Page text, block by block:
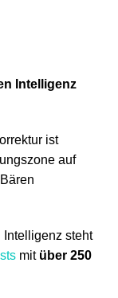
Intelligenz
ist
auf
Intelligenz steht
mit über 250